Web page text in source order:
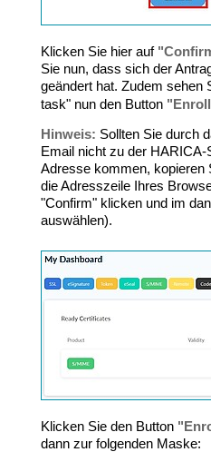
Klicken Sie hier auf
Sie nun, dass sich der
geändert hat. Zudem sehen
task" nun den Button
Hinweis: Sollten Sie durch
Email nicht zu der
Adresse kommen, kopieren
die Adresszeile Ihres
"Confirm" klicken und im
auswählen).
Klicken Sie den Button
dann zur folgenden Maske: